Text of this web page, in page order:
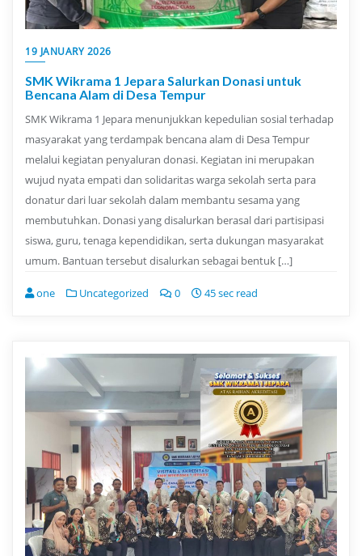
19 JANUARY 2026
SMK Wikrama 1 Jepara Salurkan Donasi untuk
Bencana Alam di Desa Tempur
SMK Wikrama 1 Jepara menunjukkan kepedulian sosial terhadap
masyarakat yang terdampak bencana alam di Desa Tempur
melalui kegiatan penyaluran donasi. Kegiatan ini merupakan
wujud nyata empati dan solidaritas warga sekolah serta para
donatur dari luar sekolah dalam membantu sesama yang
membutuhkan. Donasi yang disalurkan berasal dari partisipasi
siswa, guru, tenaga kependidikan, serta dukungan masyarakat
umum. Bantuan tersebut disalurkan sebagai bentuk […]
one Uncategorized 0 45 sec read